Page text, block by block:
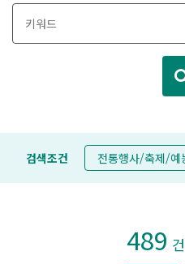
검색조건 전통행사/축제/예
489